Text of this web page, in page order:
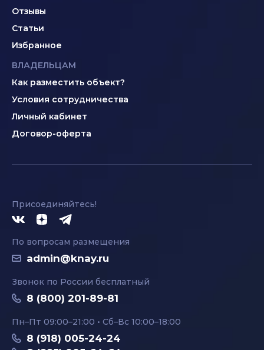
Отзывы
Статьи
Избранное
ВЛАДЕЛЬЦАМ
Как разместить объект?
Условия сотрудничества
Личный кабинет
Договор-оферта
Присоединяйтесь!
По вопросам размещения
admin@knay.ru
Звонок по России бесплатный
8 (800) 201-89-81
Пн–Пт 09:00–21:00 • Сб–Вс 10:00–18:00
8 (918) 005-24-24